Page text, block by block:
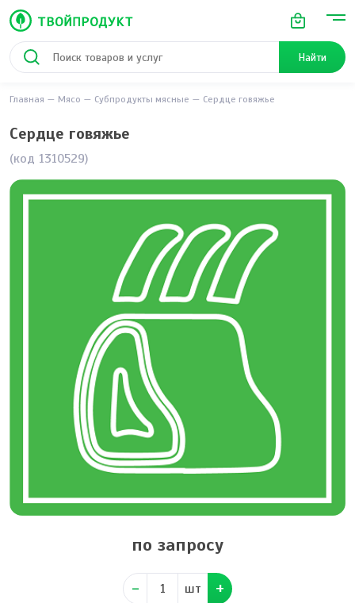
Найти
Главная Мясо Субпродукты мясные Сердце говяжье
Сердце говяжье
(код 1310529)
по запросу
шт